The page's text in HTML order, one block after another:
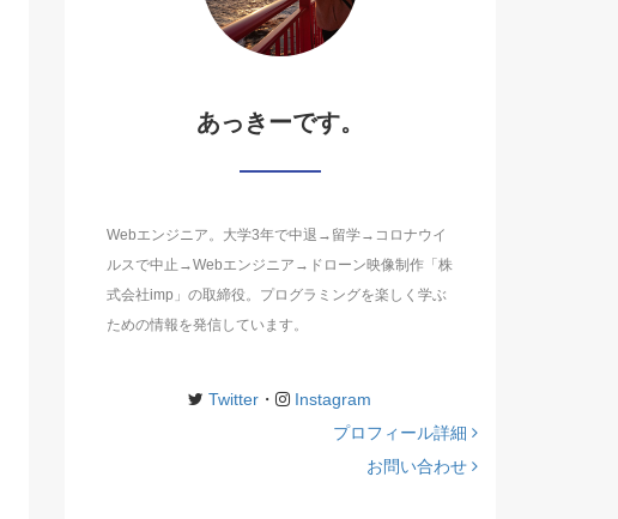
あっきーです。
Webエンジニア。大学3年で中退→留学→コロナウイ
ルスで中止→Webエンジニア→ドローン映像制作「株
式会社imp」の取締役。プログラミングを楽しく学ぶ
ための情報を発信しています。
Twitter ・
Instagram
プロフィール詳細
お問い合わせ